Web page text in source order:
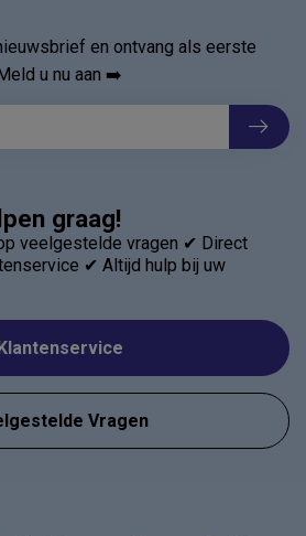
graag!
veelgestelde vragen ✔ Direct
✔ Altijd hulp bij uw
Klantenservice
Vragen
en ontvang als eerste
u nu aan ➡️